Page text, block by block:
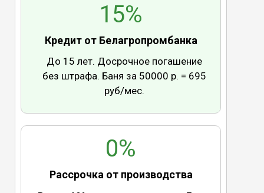
До 15 лет. Досрочное погашение
без штрафа. Баня за 50000 р. = 695
руб/мес.
Кредит от Белагропромбанка
15%
Рассрочка от производства
0%